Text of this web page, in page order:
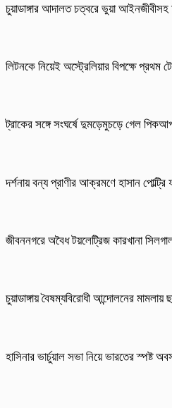
চুয়াডাঙ্গার আদালত চত্বরে ভুয়া
লিটনকে নিয়েই অস্ট্রেলিয়ার বিপক্ষে প্রথম
ট্রাকের সঙ্গে সংঘর্ষে দুমড়েমুচড়ে গেল
দর্শনায় বন্য প্রাণীর আক্রমণে হাসান পোল্ট্রি
জীবননগরে অবৈধ টয়লেট্রিজ কারখানা
চুয়াডাঙ্গায় বৈষম্যবিরোধী আন্দোলনের
হাসিনার ভার্চুয়াল সভা নিয়ে ভারতের স্পষ্ট